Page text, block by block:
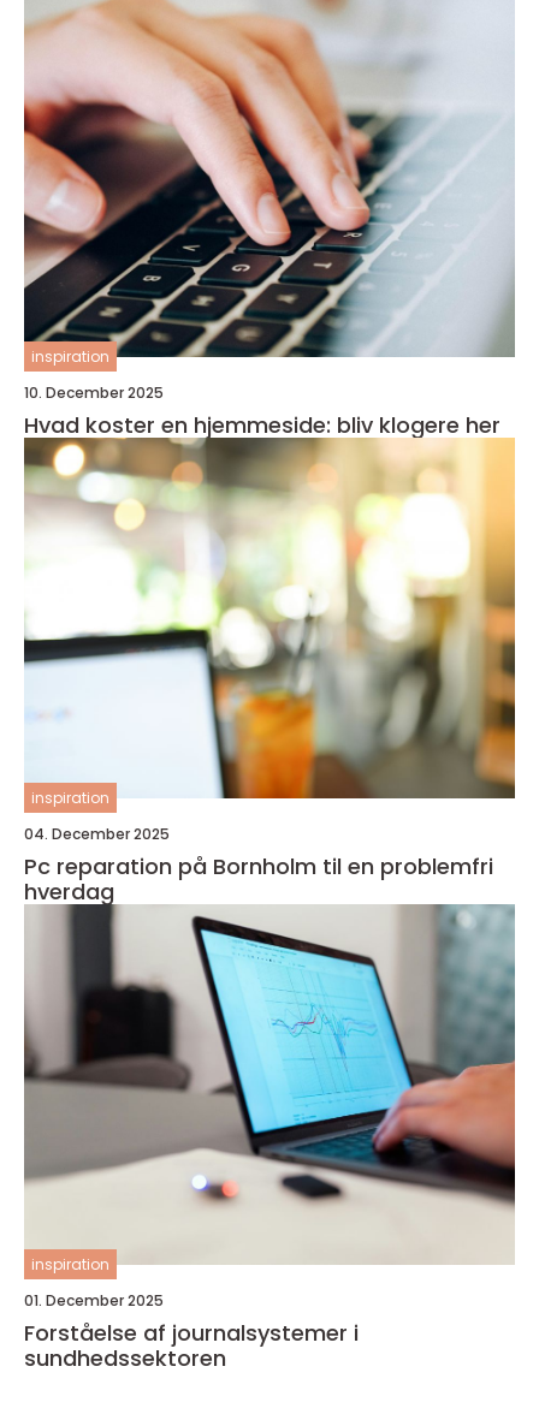
inspiration
10. December 2025
Hvad koster en hjemmeside: bliv klogere her
inspiration
04. December 2025
Pc reparation på Bornholm til en problemfri
hverdag
inspiration
01. December 2025
Forståelse af journalsystemer i
sundhedssektoren